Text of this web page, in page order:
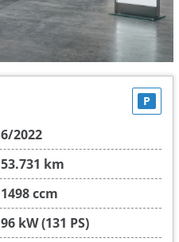
P
6/2022
53.731 km
1498 ccm
96 kW (131 PS)